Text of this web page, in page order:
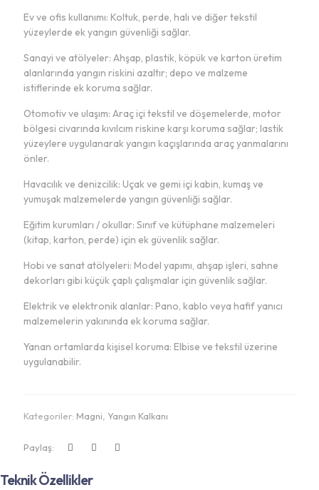
Ev ve ofis kullanımı: Koltuk, perde, halı ve diğer tekstil
yüzeylerde ek yangın güvenliği sağlar.
Sanayi ve atölyeler: Ahşap, plastik, köpük ve karton üretim
alanlarında yangın riskini azaltır; depo ve malzeme
istiflerinde ek koruma sağlar.
Otomotiv ve ulaşım: Araç içi tekstil ve döşemelerde, motor
bölgesi civarında kıvılcım riskine karşı koruma sağlar; lastik
yüzeylere uygulanarak yangın kaçışlarında araç yanmalarını
önler.
Havacılık ve denizcilik: Uçak ve gemi içi kabin, kumaş ve
yumuşak malzemelerde yangın güvenliği sağlar.
Eğitim kurumları / okullar: Sınıf ve kütüphane malzemeleri
(kitap, karton, perde) için ek güvenlik sağlar.
Hobi ve sanat atölyeleri: Model yapımı, ahşap işleri, sahne
dekorları gibi küçük çaplı çalışmalar için güvenlik sağlar.
Elektrik ve elektronik alanlar: Pano, kablo veya hafif yanıcı
malzemelerin yakınında ek koruma sağlar.
Yanan ortamlarda kişisel koruma: Elbise ve tekstil üzerine
uygulanabilir.
Kategoriler: Magni Yangın Kalkanı
Paylaş:
Teknik Özellikler